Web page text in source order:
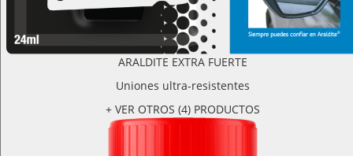
ARALDITE EXTRA FUERTE
Uniones ultra-resistentes
+ VER OTROS (4) PRODUCTOS